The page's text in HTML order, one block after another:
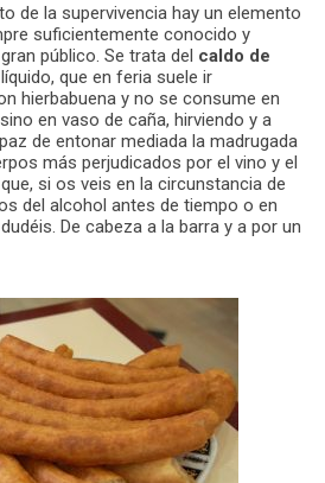
de la supervivencia hay un elemento
suficientemente conocido y
público. Se trata del caldo de
que en feria suele ir
hierbabuena y no se consume en
en vaso de caña, hirviendo y a
de entonar mediada la madrugada
más perjudicados por el vino y el
si os veis en la circunstancia de
del alcohol antes de tiempo o en
De cabeza a la barra y a por un